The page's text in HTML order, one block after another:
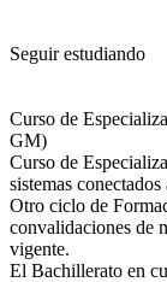
Seguir estudiando
Curso de
GM)
Curso de
sistemas
Otro ciclo de
convalidaciones de
vigente.
El Bachillerato en